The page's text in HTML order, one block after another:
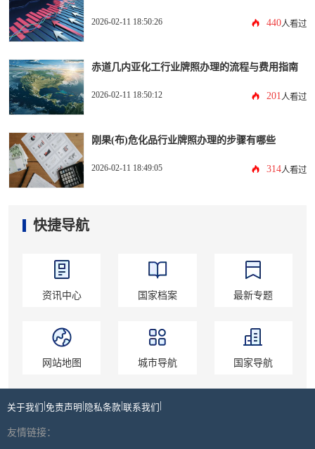
2026-02-11 18:50:26 440人看过
赤道几内亚化工行业牌照办理的流程与费用指南
2026-02-11 18:50:12 201 人看过
刚果(布)危化品行业牌照办理的步骤有哪些
2026-02-11 18:49:05 314人看过
快捷导航
资讯中心 国家档案 最新专题
网站地图 城市导航 国家导航
关于我们 |免责声明 | 隐私条款|联系我们 |
友情链接：